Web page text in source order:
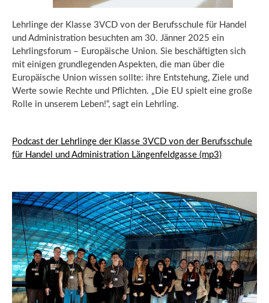
Lehrlinge der Klasse 3VCD von der Berufsschule für Handel
und Administration besuchten am 30. Jänner 2025 ein
Lehrlingsforum – Europäische Union. Sie beschäftigten sich
mit einigen grundlegenden Aspekten, die man über die
Europäische Union wissen sollte: ihre Entstehung, Ziele und
Werte sowie Rechte und Pflichten. „Die EU spielt eine große
Rolle in unserem Leben!“, sagt ein Lehrling.
Podcast der Lehrlinge der Klasse 3VCD von der Berufsschule
für Handel und Administration Längenfeldgasse (mp3)